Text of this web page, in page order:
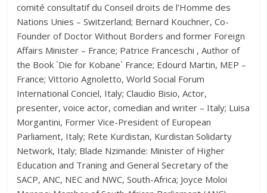
comité consultatif du Conseil droits de l’Homme des
Nations Unies – Switzerland; Bernard Kouchner, Co-
Founder of Doctor Without Borders and former Foreign
Affairs Minister – France; Patrice Franceschi , Author of
the Book `Die for Kobane` France; Edourd Martin, MEP –
France; Vittorio Agnoletto, World Social Forum
International Conciel, Italy; Claudio Bisio, Actor,
presenter, voice actor, comedian and writer – Italy; Luisa
Morgantini, Former Vice-President of European
Parliament, Italy; Rete Kurdistan, Kurdistan Solidarty
Network, Italy; Blade Nzimande: Minister of Higher
Education and Traning and General Secretary of the
SACP, ANC, NEC and NWC, South-Africa; Joyce Moloi